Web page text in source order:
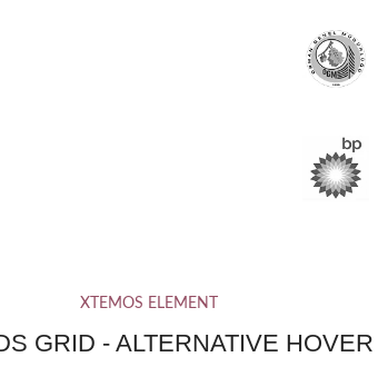
XTEMOS ELEMENT
GRID - ALTERNATIVE HOVER